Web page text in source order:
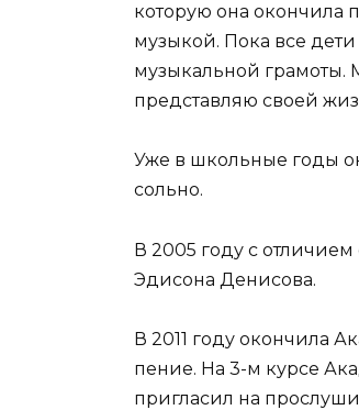
которую она окончила
музыкой. Пока все дети
музыкальной грамоты.
представляю своей
Уже в школьные годы
сольно.
В 2005 году с
Эдисона Денисова.
В 2011 году окончила
пение. На 3-м курсе
пригласил на